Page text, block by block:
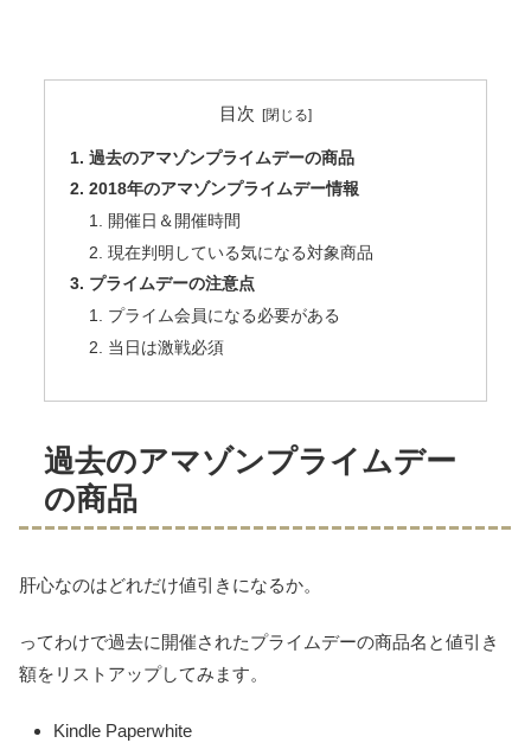
目次
過去のアマゾンプライムデーの商品
2018年のアマゾンプライムデー情報
開催日＆開催時間
現在判明している気になる対象商品
プライムデーの注意点
プライム会員になる必要がある
当日は激戦必須
過去のアマゾンプライムデー
の商品
肝心なのはどれだけ値引きになるか。
ってわけで過去に開催されたプライムデーの商品名と値引き
額をリストアップしてみます。
Kindle Paperwhite